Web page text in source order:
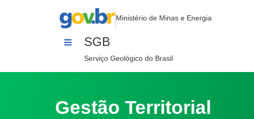
Cartas Geomorfológicas - Rio de Janeiro
Ministério de Minas e Energia
SGB
Serviço Geológico do Brasil
Gestão Territorial